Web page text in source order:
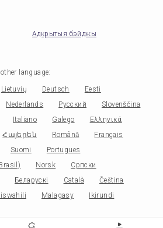
Адкрытыя бэйджы
language:
Lietuvių Deutsch
Eesti
Nederlands Русский
Slovenščina
Italiano Galego
Ελληνικά
Հայերեն Română
Français
Suomi
Portugues
Norsk
Српски
Беларускі Català
Čeština
Malagasy Ikirundi